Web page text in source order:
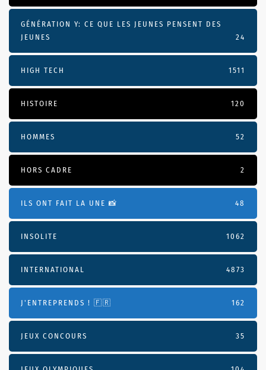
GÉNÉRATION Y: CE QUE LES JEUNES PENSENT DES
JEUNES
24
HIGH TECH 1511
HISTOIRE 120
HOMMES 52
HORS CADRE 2
ILS ONT FAIT LA UNE 📸 48
INSOLITE 1062
INTERNATIONAL 4873
J'ENTREPRENDS ! 🇫🇷 162
JEUX CONCOURS 35